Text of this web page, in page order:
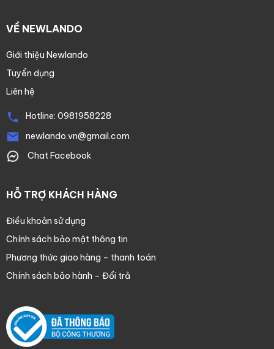
VỀ NEWLANDO
Giới thiệu Newlando
Tuyển dụng
Liên hệ
Hotline: 0981958228
newlando.vn@gmail.com
Chat Facebook
HỖ TRỢ KHÁCH HÀNG
Điều khoản sử dụng
Chính sách bảo mật thông tin
Phương thức giao hàng – thanh toán
Chính sách bảo hành – Đổi trả